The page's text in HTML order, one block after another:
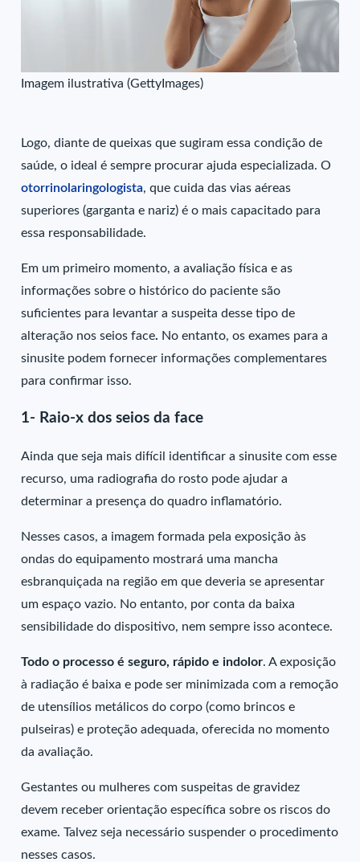
Imagem ilustrativa (GettyImages)
Logo, diante de queixas que sugiram essa condição de
saúde, o ideal é sempre procurar ajuda especializada. O
otorrinolaringologista, que cuida das vias aéreas
superiores (garganta e nariz) é o mais capacitado para
essa responsabilidade.
Em um primeiro momento, a avaliação física e as
informações sobre o histórico do paciente são
suficientes para levantar a suspeita desse tipo de
alteração nos seios face. No entanto, os exames para a
sinusite podem fornecer informações complementares
para confirmar isso.
1- Raio-x dos seios da face
Ainda que seja mais difícil identificar a sinusite com esse
recurso, uma radiografia do rosto pode ajudar a
determinar a presença do quadro inflamatório.
Nesses casos, a imagem formada pela exposição às
ondas do equipamento mostrará uma mancha
esbranquiçada na região em que deveria se apresentar
um espaço vazio. No entanto, por conta da baixa
sensibilidade do dispositivo, nem sempre isso acontece.
Todo o processo é seguro, rápido e indolor. A exposição
à radiação é baixa e pode ser minimizada com a remoção
de utensílios metálicos do corpo (como brincos e
pulseiras) e proteção adequada, oferecida no momento
da avaliação.
Gestantes ou mulheres com suspeitas de gravidez
devem receber orientação específica sobre os riscos do
exame. Talvez seja necessário suspender o procedimento
nesses casos.